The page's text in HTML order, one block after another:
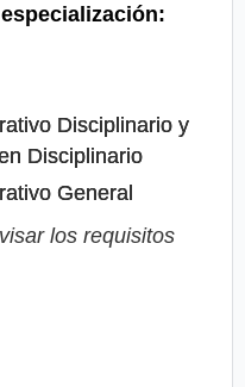
Disciplinario y
Disciplinario
General
los requisitos